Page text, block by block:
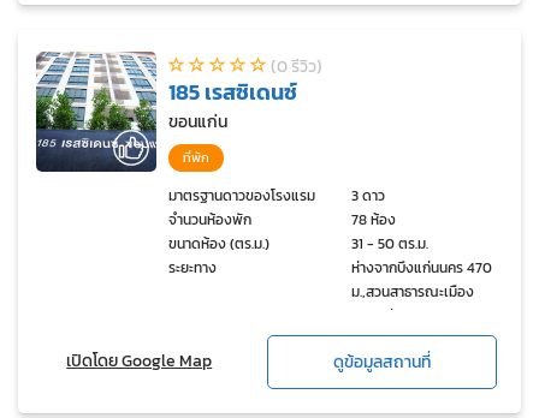
(0 รีวิว)
185 เรสซิเดนซ์
ขอนแก่น
ที่พัก
มาตรฐานดาวของโรงแรม
3 ดาว
จำนวนห้องพัก
78 ห้อง
ขนาดห้อง (ตร.ม.)
31 - 50 ตร.ม.
ระยะทาง
ห่างจากบึงแก่นนคร 470
ม.,สวนสาธารณะเมือง
ขอนแก่น 700 ม.,สวน
สาธารณะบึงแก่นนคร 840
ม.
เปิดโดย Google Map ดูข้อมูลสถานที่